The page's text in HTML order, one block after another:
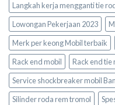
Langkah kerja mengganti tie
Lowongan Pekerjaan 2023
Merk per keong Mobil terbaik
Rack end mobil
Rack end tie
Service shockbreaker mobil
Silinder roda rem tromol